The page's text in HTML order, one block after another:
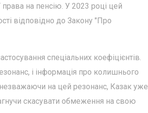
на пенсію. У 2023 році цей
відповідно до Закону "Про
спеціальних коефіцієнтів.
і інформація про колишнього
на цей резонанс, Казак уже
скасувати обмеження на свою